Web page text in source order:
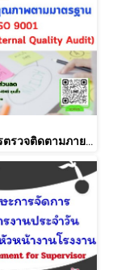
หลักสูตร การตรวจติดตามภายใน INTERNAL AUDIT ISO9001:2015